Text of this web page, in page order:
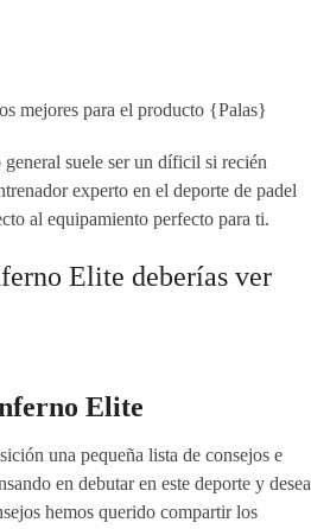
mejores para el producto {Palas}
suele ser un díficil si recién
experto en el deporte de padel
al equipamiento perfecto para ti.
Elite deberías ver
Elite
una pequeña lista de consejos e
en debutar en este deporte y desea
hemos querido compartir los